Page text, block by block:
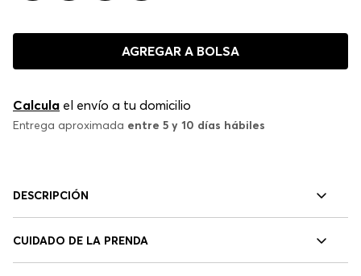
AGREGAR A BOLSA
Calcula el envío a tu domicilio
Entrega aproximada entre 5 y 10 días hábiles
DESCRIPCIÓN
CUIDADO DE LA PRENDA